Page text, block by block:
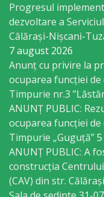
de
specialitate
Consiliului
Dispoziții
Proiecte
de
decizii
Progresul
dezvoltare a
Călărași-Nișcani-
7 august 2026
Anunț cu privire la
ocuparea funcţiei
Timpurie nr.3
ANUNȚ PUBLIC:
ocuparea funcției
Timpurie „Guguță”
ANUNȚ PUBLIC: A
construcția
(CAV) din str.